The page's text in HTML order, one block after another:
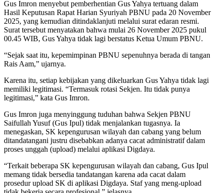
Gus Imron menyebut pemberhentian Gus Yahya tertuang dalam
Hasil Keputusan Rapat Harian Syuriyah PBNU pada 20 November
2025, yang kemudian ditindaklanjuti melalui surat edaran resmi.
Surat tersebut menyatakan bahwa mulai 26 November 2025 pukul
00.45 WIB, Gus Yahya tidak lagi berstatus Ketua Umum PBNU.
“Sejak saat itu, kepemimpinan PBNU sepenuhnya berada di tangan
Rais Aam,” ujarnya.
Karena itu, setiap kebijakan yang dikeluarkan Gus Yahya tidak lagi
memiliki legitimasi. “Termasuk rotasi Sekjen. Itu tidak punya
legitimasi,” kata Gus Imron.
Gus Imron juga menyinggung tuduhan bahwa Sekjen PBNU
Saifullah Yusuf (Gus Ipul) tidak menjalankan tugasnya. Ia
menegaskan, SK kepengurusan wilayah dan cabang yang belum
ditandatangani justru disebabkan adanya cacat administratif dalam
proses unggah (upload) melalui aplikasi Digdaya.
“Terkait beberapa SK kepengurusan wilayah dan cabang, Gus Ipul
memang tidak bersedia tandatangan karena ada cacat dalam
prosedur upload SK di aplikasi Digdaya. Staf yang meng-upload